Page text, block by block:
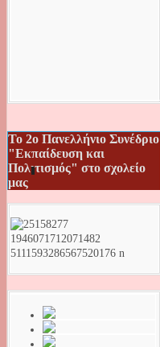
Το 2ο Πανελλήνιο Συνέδριο
"Εκπαίδευση και
Πολιτισμός" στο σχολείο
μας